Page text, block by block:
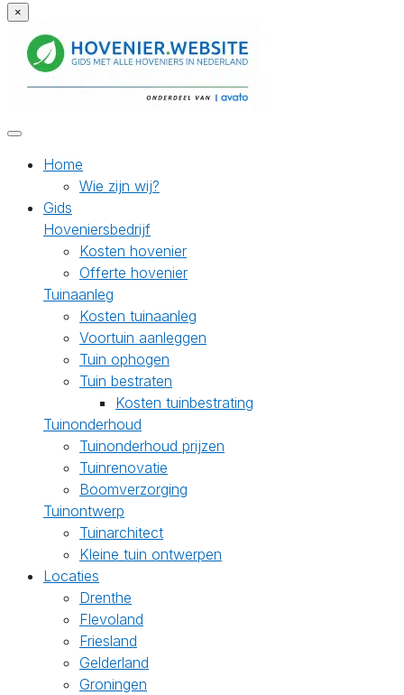
×
Home
Wie zijn wij?
Gids
Hoveniersbedrijf
Kosten hovenier
Offerte hovenier
Tuinaanleg
Kosten tuinaanleg
Voortuin aanleggen
Tuin ophogen
Tuin bestraten
Kosten tuinbestrating
Tuinonderhoud
Tuinonderhoud prijzen
Tuinrenovatie
Boomverzorging
Tuinontwerp
Tuinarchitect
Kleine tuin ontwerpen
Locaties
Drenthe
Flevoland
Friesland
Gelderland
Groningen